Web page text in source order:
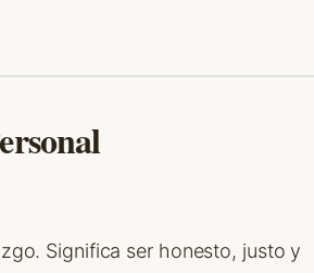
Significa ser honesto, justo y